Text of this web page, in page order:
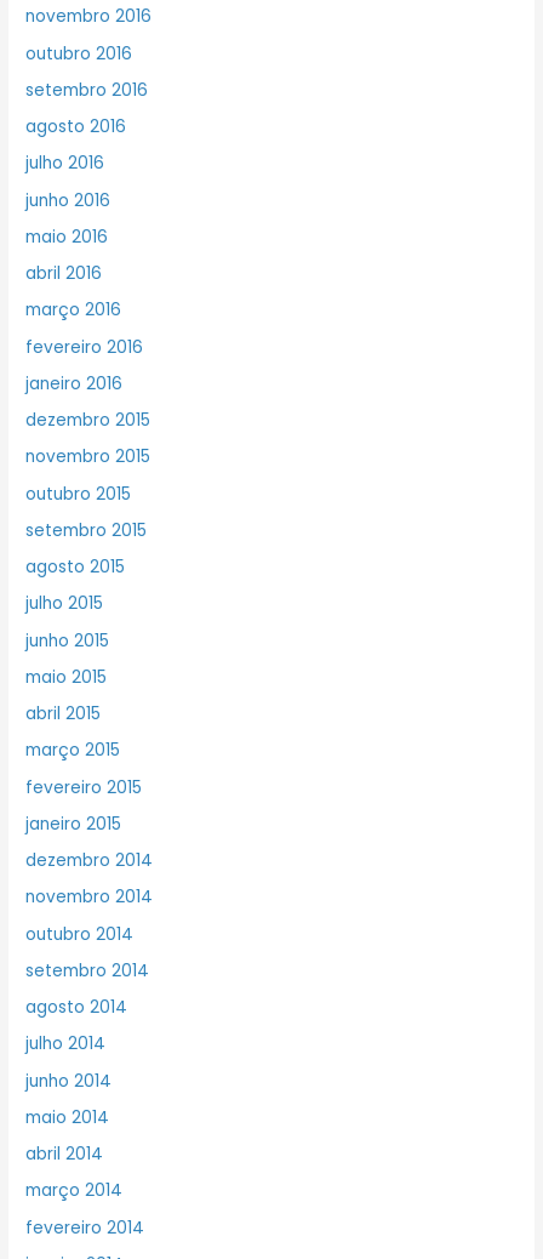
novembro 2016
outubro 2016
setembro 2016
agosto 2016
julho 2016
junho 2016
maio 2016
abril 2016
março 2016
fevereiro 2016
janeiro 2016
dezembro 2015
novembro 2015
outubro 2015
setembro 2015
agosto 2015
julho 2015
junho 2015
maio 2015
abril 2015
março 2015
fevereiro 2015
janeiro 2015
dezembro 2014
novembro 2014
outubro 2014
setembro 2014
agosto 2014
julho 2014
junho 2014
maio 2014
abril 2014
março 2014
fevereiro 2014